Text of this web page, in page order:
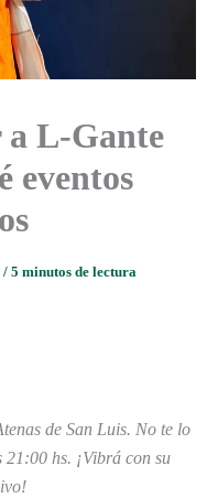
a L-Gante
eventos
/ 5 minutos de lectura
de San Luis. No te lo
hs. ¡Vibrá con su